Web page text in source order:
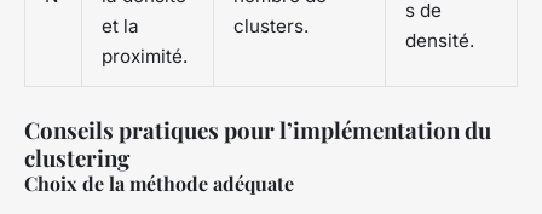
et la
proximité.
clusters.
s de
densité.
Conseils pratiques pour l’implémentation du
clustering
Choix de la méthode adéquate